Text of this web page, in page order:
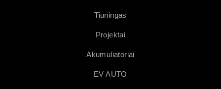
Tiuningas
Projektai
Akumuliatoriai
EV AUTO